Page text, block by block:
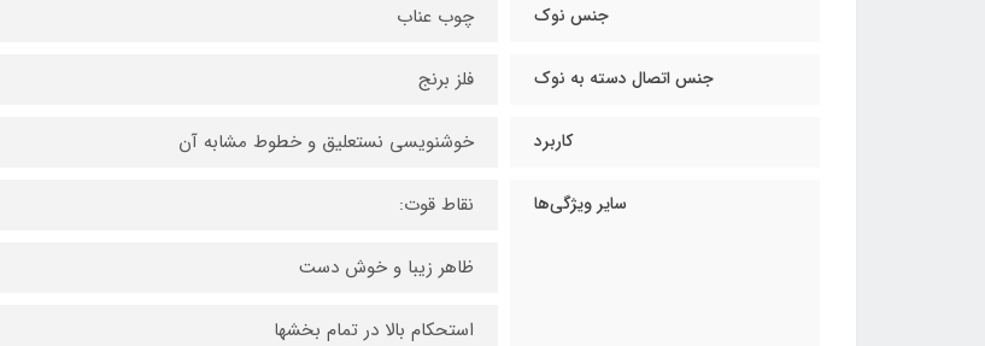
جنس نوک چوب عناب
جنس اتصال دسته به نوک فلز برنج
کاربرد خوشنویسی نستعلیق و خطوط مشابه آن
سایر ویژگی‌ها نقاط قوت:
ظاهر زیبا و خوش دست
استحکام بالا در تمام بخشها